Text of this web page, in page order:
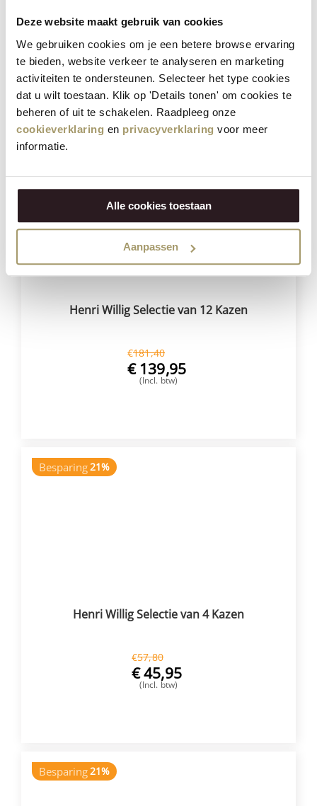
Deze website maakt gebruik van cookies
We gebruiken cookies om je een betere browse ervaring
te bieden, website verkeer te analyseren en marketing
activiteiten te ondersteunen. Selecteer het type cookies
dat u wilt toestaan. Klik op 'Details tonen' om cookies te
beheren of uit te schakelen. Raadpleeg onze
cookieverklaring en privacyverklaring voor meer
informatie.
Alle cookies toestaan
Aanpassen
€14,95
SELECTEER OPTIES
Henri Willig Selectie van 12 Kazen
€181,40
€ 139,95
(Incl. btw)
Besparing21%
Henri Willig Selectie van 4 Kazen
€57,80
€45,95
(Incl. btw)
Besparing21%